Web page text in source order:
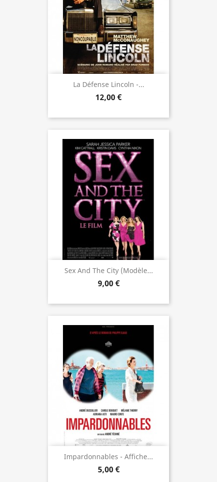
La Défense Lincoln -...
12,00 €
Sex And The City (modèle...
9,00 €
Impardonnables - Affiche...
5,00 €